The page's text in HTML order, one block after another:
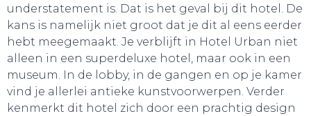
TOURS
understatement is. Dat is het geval bij dit hotel. De
kans is namelijk niet groot dat je dit al eens eerder
hebt meegemaakt. Je verblijft in Hotel Urban niet
alleen in een superdeluxe hotel, maar ook in een
museum. In de lobby, in de gangen en op je kamer
vind je allerlei antieke kunstvoorwerpen. Verder
kenmerkt dit hotel zich door een prachtig design